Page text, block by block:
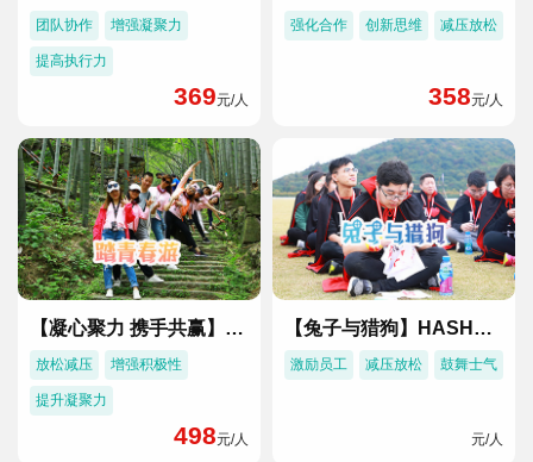
团队协作 增强凝聚力
提高执行力
369元/人
强化合作 创新思维 减压放松
358元/人
【凝心聚力 携手共赢】日铸岭古道徒步...
放松减压 增强积极性
提升凝聚力
498元/人
【兔子与猎狗】HASH运动主题团建
激励员工 减压放松 鼓舞士气
元/人